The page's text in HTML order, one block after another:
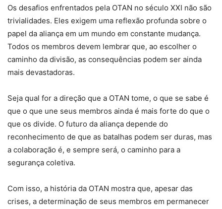
Os desafios enfrentados pela OTAN no século XXI não são
trivialidades. Eles exigem uma reflexão profunda sobre o
papel da aliança em um mundo em constante mudança.
Todos os membros devem lembrar que, ao escolher o
caminho da divisão, as consequências podem ser ainda
mais devastadoras.
Seja qual for a direção que a OTAN tome, o que se sabe é
que o que une seus membros ainda é mais forte do que o
que os divide. O futuro da aliança depende do
reconhecimento de que as batalhas podem ser duras, mas
a colaboração é, e sempre será, o caminho para a
segurança coletiva.
Com isso, a história da OTAN mostra que, apesar das
crises, a determinação de seus membros em permanecer